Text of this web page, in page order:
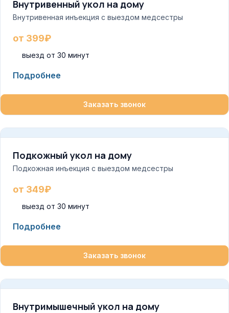
Внутривенный укол на дому
Внутривенная инъекция с выездом медсестры
от 399₽
выезд от 30 минут
Подробнее
Заказать звонок
Подкожный укол на дому
Подкожная инъекция с выездом медсестры
от 349₽
выезд от 30 минут
Подробнее
Заказать звонок
Внутримышечный укол на дому